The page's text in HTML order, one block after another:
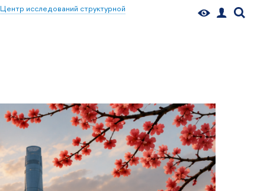
Центр исследований структурной